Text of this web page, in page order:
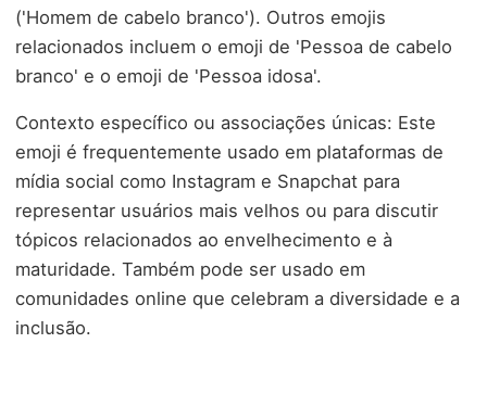
('Homem de cabelo branco'). Outros emojis
relacionados incluem o emoji de 'Pessoa de cabelo
branco' e o emoji de 'Pessoa idosa'.
Contexto específico ou associações únicas: Este
emoji é frequentemente usado em plataformas de
mídia social como Instagram e Snapchat para
representar usuários mais velhos ou para discutir
tópicos relacionados ao envelhecimento e à
maturidade. Também pode ser usado em
comunidades online que celebram a diversidade e a
inclusão.